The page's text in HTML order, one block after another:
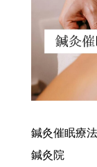
鍼灸催眠療
鍼灸院